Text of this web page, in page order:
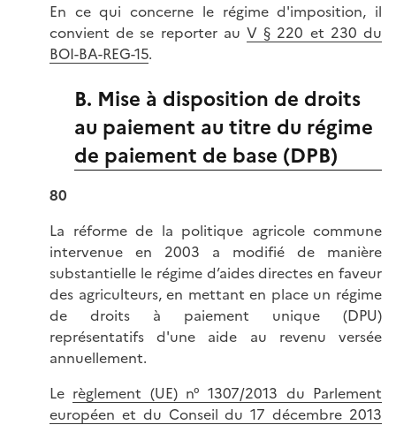
En ce qui concerne le régime d'imposition, il
convient de se reporter au V § 220 et 230 du
BOI-BA-REG-15.
B. Mise à disposition de droits
au paiement au titre du régime
de paiement de base (DPB)
80
La réforme de la politique agricole commune
intervenue en 2003 a modifié de manière
substantielle le régime d’aides directes en faveur
des agriculteurs, en mettant en place un régime
de droits à paiement unique (DPU)
représentatifs d'une aide au revenu versée
annuellement.
Le règlement (UE) n° 1307/2013 du Parlement
européen et du Conseil du 17 décembre 2013